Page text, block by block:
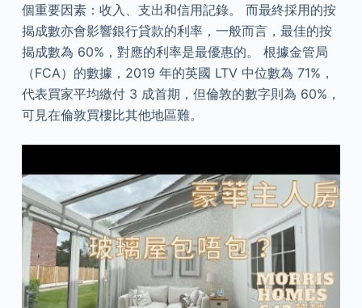
個重要因素：收入、支出和信用記錄。 而最終採用的按
揭成數亦會影響銀行貸款的利率，一般而言，最佳的按
揭成數為 60%，對應的利率是最優惠的。 根據金管局
（FCA）的數據，2019 年的英國 LTV 中位數為 71%，
代表買家平均繳付 3 成首期，但倫敦的數字則為 60%，
可見在倫敦買樓比其他地區難。